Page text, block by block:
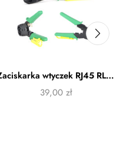
Zaciskarka wtyczek RJ45 RL-ZAC1
39,00 zł